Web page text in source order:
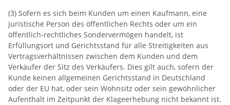
(3) Sofern es sich beim Kunden um einen Kaufmann, eine
juristische Person des öffentlichen Rechts oder um ein
öffentlich-rechtliches Sondervermögen handelt, ist
Erfüllungsort und Gerichtsstand für alle Streitigkeiten aus
Vertragsverhältnissen zwischen dem Kunden und dem
Verkäufer der Sitz des Verkäufers. Dies gilt auch, sofern der
Kunde keinen allgemeinen Gerichtsstand in Deutschland
oder der EU hat, oder sein Wohnsitz oder sein gewöhnlicher
Aufenthalt im Zeitpunkt der Klageerhebung nicht bekannt ist.